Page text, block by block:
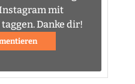
mit
Danke dir!